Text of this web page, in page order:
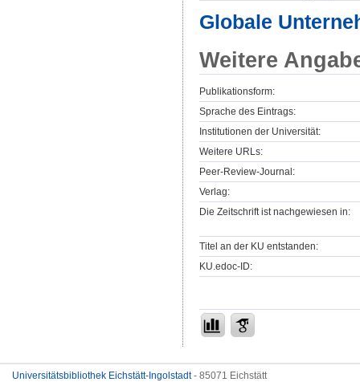
Globale
Weitere
Publikationsform:
Sprache des Eintrags:
Institutionen der Universität:
Weitere URLs:
Peer-Review-Journal:
Verlag:
Die Zeitschrift ist nachgewiesen in:
Titel an der KU entstanden:
KU.edoc-ID:
Universitätsbibliothek Eichstätt-Ingolstadt- 85071 Eichstätt